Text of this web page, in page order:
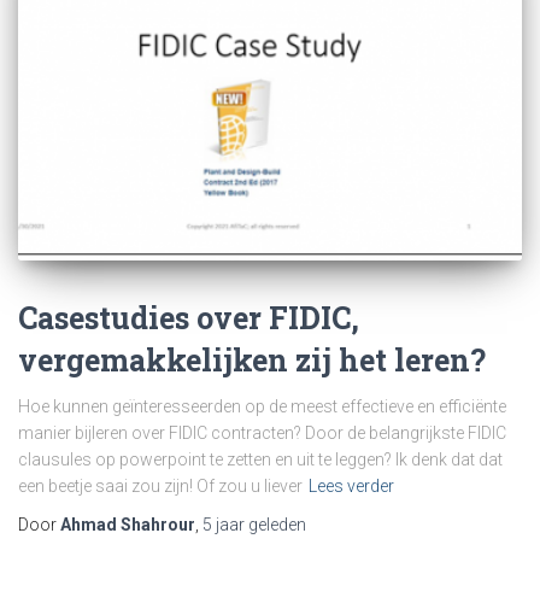
Casestudies over FIDIC,
vergemakkelijken zij het leren?
Hoe kunnen geïnteresseerden op de meest effectieve en efficiënte
manier bijleren over FIDIC contracten? Door de belangrijkste FIDIC
clausules op powerpoint te zetten en uit te leggen? Ik denk dat dat
een beetje saai zou zijn! Of zou u liever
Lees verder
DoorAhmad Shahrour 5 jaar geleden